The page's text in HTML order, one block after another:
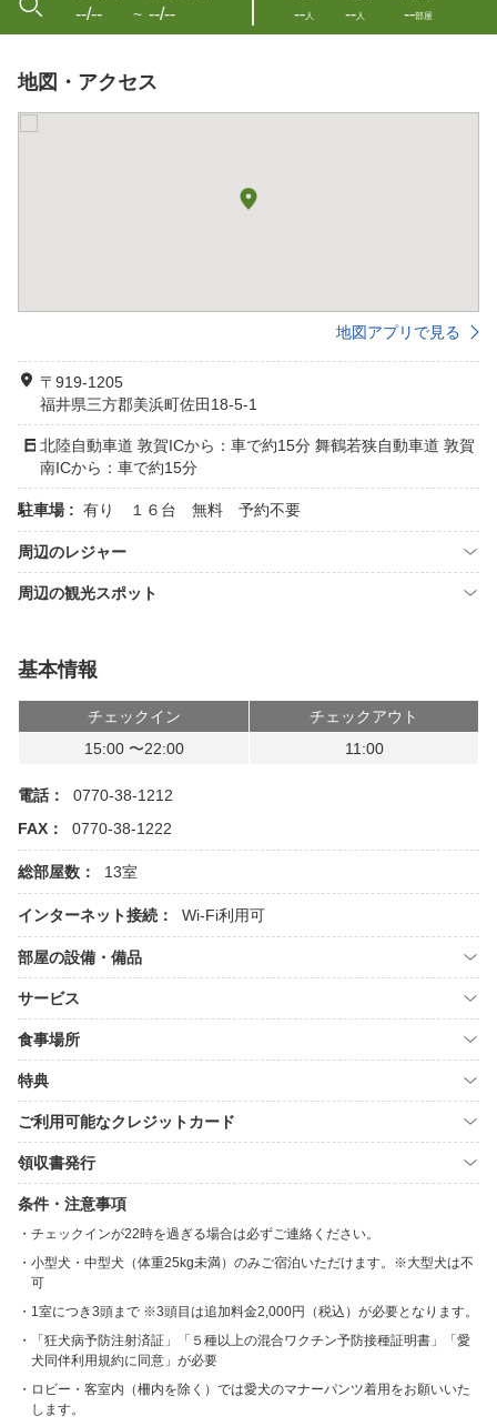
--/-- 〜 --/-- --人 --人 --部屋
地図・アクセス
地図アプリで見る
〒919-1205
福井県三方郡美浜町佐田18-5-1
北陸自動車道 敦賀ICから：車で約15分 舞鶴若狭自動車道 敦賀
南ICから：車で約15分
駐車場 : 有り １６台 無料 予約不要
周辺のレジャー
周辺の観光スポット
基本情報
チェックイン
チェックアウト
15:00 〜22:00
11:00
電話：
0770-38-1212
FAX：
0770-38-1222
総部屋数： 13室
インターネット接続： Wi-Fi利用可
部屋の設備・備品
サービス
食事場所
特典
ご利用可能なクレジットカード
領収書発行
条件・注意事項
チェックインが22時を過ぎる場合は必ずご連絡ください。
小型犬・中型犬（体重25kg未満）のみご宿泊いただけます。※大型犬は不
可
1室につき3頭まで ※3頭目は追加料金2,000円（税込）が必要となります。
「狂犬病予防注射済証」「５種以上の混合ワクチン予防接種証明書」「愛
犬同伴利用規約に同意」が必要
ロビー・客室内（柵内を除く）では愛犬のマナーパンツ着用をお願いいた
します。